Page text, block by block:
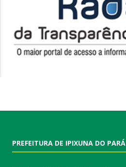
PREFEITURA DE IPIXUNA DO PARÁ